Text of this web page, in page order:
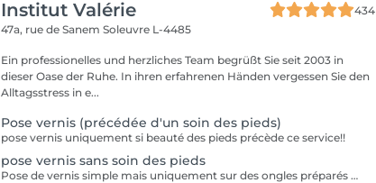
Institut Valérie
434
47a, rue de SanemSoleuvre L-4485
Ein professionelles und herzliches Team begrüßt Sie seit 2003 in
dieser Oase der Ruhe. In ihren erfahrenen Händen vergessen Sie den
Alltagsstress in e...
Pose vernis (précédée d'un soin des pieds)
pose vernis uniquement si beauté des pieds précède ce service!!
pose vernis sans soin des pieds
Pose de vernis simple mais uniquement sur des ongles préparés par vos soins